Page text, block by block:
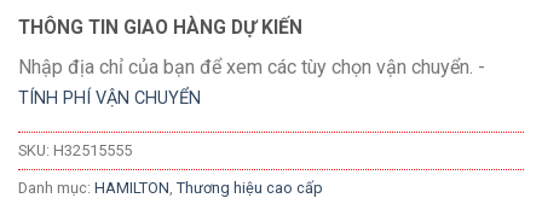
THÔNG TIN GIAO HÀNG DỰ KIẾN
Nhập địa chỉ của bạn để xem các tùy chọn vận chuyển. -
TÍNH PHÍ VẬN CHUYỂN
SKU: H32515555
Danh mục: HAMILTON Thương hiệu cao cấp